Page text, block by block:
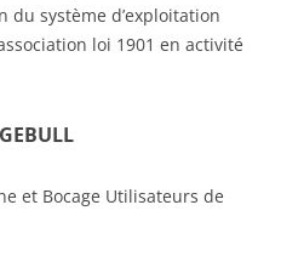
du système d’exploitation
loi 1901 en activité
et Bocage Utilisateurs de